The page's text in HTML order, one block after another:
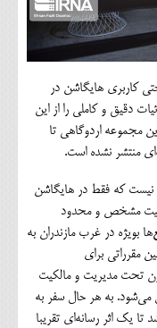
کاربری هایگاشن در
دقیق و کاملی را از این
مجموعه اردوگاهی تا
منتشر نشده است.
نیست که فقط در هایگاشن
مشخص و محدود
بویژه در غرب مازندران به
مقرراتی برای
تحت مدیریت و مالکیت
می‌شود. به هر حال سفر به
یک اثر رسانه‌ای تقریبا